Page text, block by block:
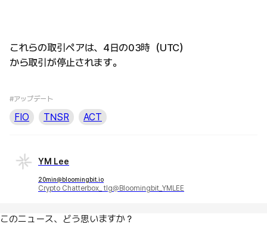
これらの取引ペアは、4日の03時（UTC）
から取引が停止されます。
#アップデート
FIO TNSR ACT
YM Lee
20min@bloomingbit.io
Crypto Chatterbox_ tlg@Bloomingbit_YMLEE
このニュース、どう思いますか？